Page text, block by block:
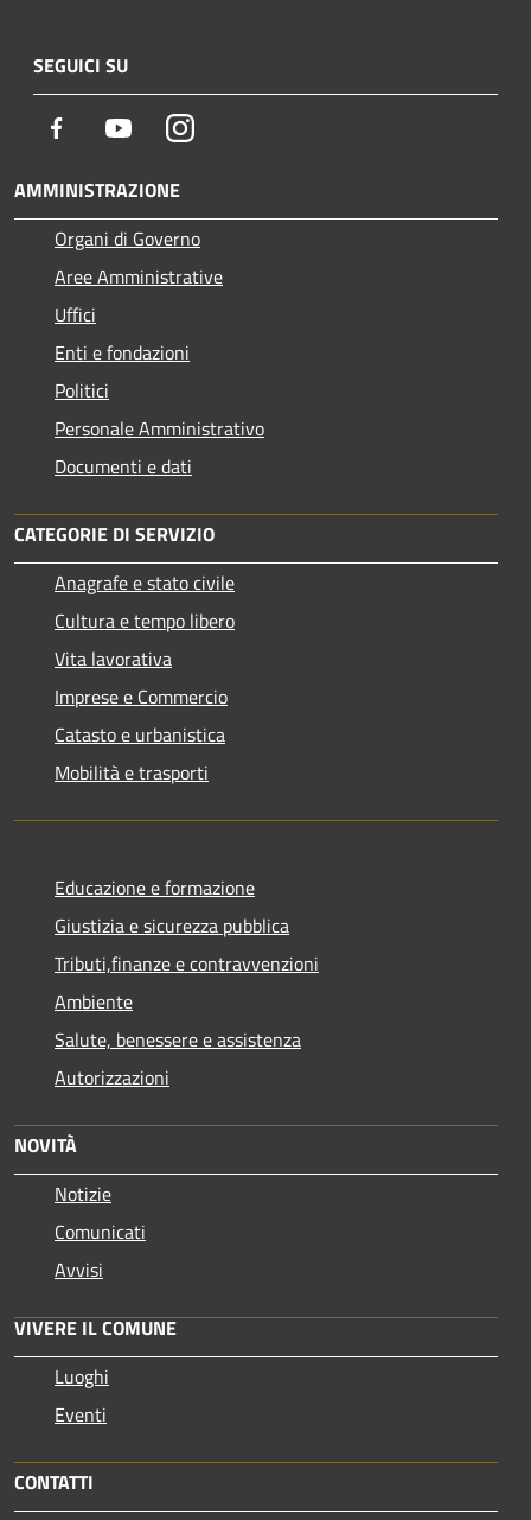
SEGUICI SU
Facebook YoutubeInstagram
AMMINISTRAZIONE
Organi di Governo
Aree Amministrative
Uffici
Enti e fondazioni
Politici
Personale Amministrativo
Documenti e dati
CATEGORIE DI SERVIZIO
Anagrafe e stato civile
Cultura e tempo libero
Vita lavorativa
Imprese e Commercio
Catasto e urbanistica
Mobilità e trasporti
Educazione e formazione
Giustizia e sicurezza pubblica
Tributi,finanze e contravvenzioni
Ambiente
Salute, benessere e assistenza
Autorizzazioni
NOVITÀ
Notizie
Comunicati
Avvisi
VIVERE IL COMUNE
Luoghi
Eventi
CONTATTI